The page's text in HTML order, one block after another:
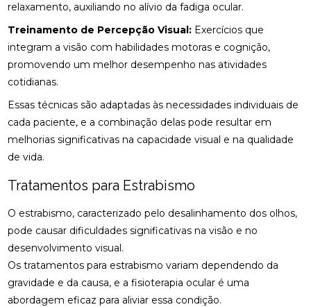
relaxamento, auxiliando no alívio da fadiga ocular.
Treinamento de Percepção Visual: Exercícios que
integram a visão com habilidades motoras e cognição,
promovendo um melhor desempenho nas atividades
cotidianas.
Essas técnicas são adaptadas às necessidades individuais de
cada paciente, e a combinação delas pode resultar em
melhorias significativas na capacidade visual e na qualidade
de vida.
Tratamentos para Estrabismo
O estrabismo, caracterizado pelo desalinhamento dos olhos,
pode causar dificuldades significativas na visão e no
desenvolvimento visual.
Os tratamentos para estrabismo variam dependendo da
gravidade e da causa, e a fisioterapia ocular é uma
abordagem eficaz para aliviar essa condição.
CLÍNICA DE QUIROPRAXIA PERTO DE MIM:
CLÍNICA DE QUIROPRAXIA PERTO DE MIM:
LOCALIZE ALÍVIO E BEM-ESTAR NA SUA REGIÃO
SOBRE O TEMA
COMO A ACUPUNTURA PODE ALIVIAR A
ENXAQUECA DE FORMA EFICAZ
ENXAQUECA E MELHORAR SUA QUALIDADE DE
COMO A ACUPUNTURA PODE ALIVIAR A
ENXAQUECA NATURALMENTE
PODE TRANSFORMAR SUA SAÚDE